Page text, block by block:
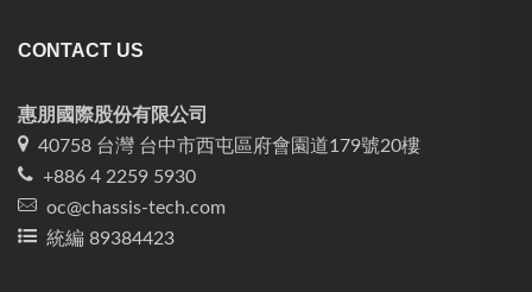
CONTACT US
惠朋國際股份有限公司
40758 台灣 台中市西屯區府會園道179號20樓
+886 4 2259 5930
oc@chassis-tech.com
統編 89384423